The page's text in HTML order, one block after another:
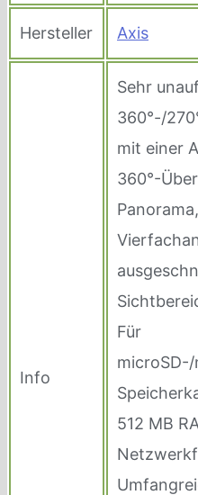
Hersteller Axis
Info
Sehr
360°-/
mit einer
360°-
Für
512 MB